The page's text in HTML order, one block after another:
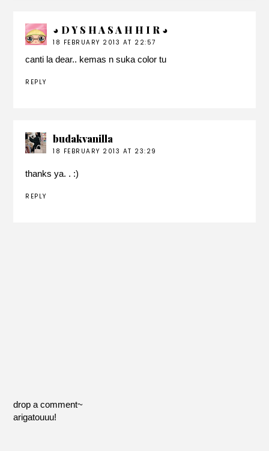
◕ D Y S H A S A H H I R ◕
18 FEBRUARY 2013 AT 22:57
canti la dear.. kemas n suka color tu
REPLY
budakvanilla
18 FEBRUARY 2013 AT 23:29
thanks ya. . :)
REPLY
drop a comment~
arigatouuu!